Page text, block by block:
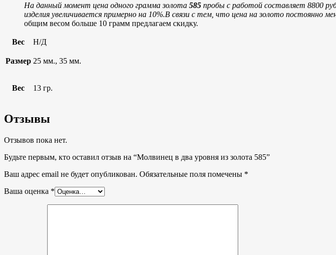
На данный момент цена одного грамма золота 585 пробы с работой составляет 8800
изделия увеличивается примерно на 10%.В связи с тем, что цена на золото постоянно
общим весом больше 10 грамм предлагаем скидку.
Вес Н/Д
Размер 25 мм., 35 мм.
Вес 13 гр.
Отзывы
Отзывов пока нет.
Будьте первым, кто оставил отзыв на “Молвинец в два уровня из золота 585”
Ваш адрес email не будет опубликован. Обязательные поля помечены *
Ваша оценка *